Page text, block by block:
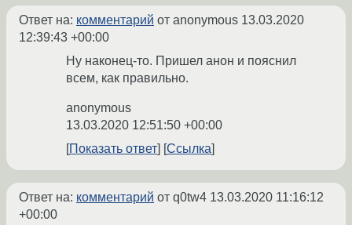
Ответ на: комментарий от anonymous 13.03.2020
12:39:43 +00:00
Ну наконец-то. Пришел анон и пояснил
всем, как правильно.
anonymous
13.03.2020 12:51:50 +00:00
Показать ответ
Ссылка
Ответ на: комментарий от q0tw4 13.03.2020 11:16:12
+00:00